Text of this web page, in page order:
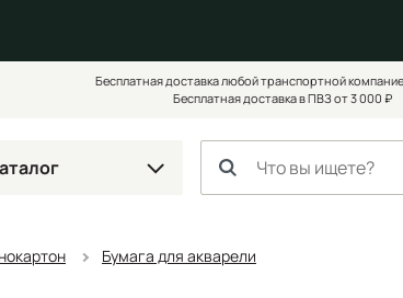
Бесплатная доставка любой транспортной
Бесплатная доставка в ПВЗ от 3 000 ₽
Бумага для акварели